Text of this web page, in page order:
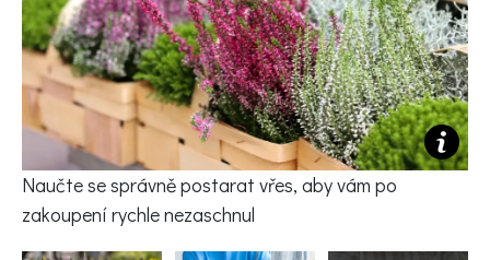
KVÍZY A TESTY
Naučte se správně postarat vřes, aby vám po
zakoupení rychle nezaschnul